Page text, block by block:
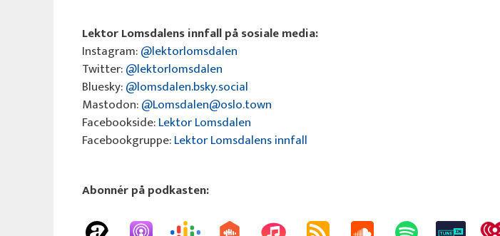
Lektor Lomsdalens innfall på sosiale media:
Instagram:@lektorlomsdalen
Twitter:@lektorlomsdalen
Bluesky:@lomsdalen.bsky.social
Mastodon:@Lomsdalen@oslo.town
Facebookside:Lektor Lomsdalen
Facebookgruppe:Lektor Lomsdalens innfall
Abonnér på podkasten: